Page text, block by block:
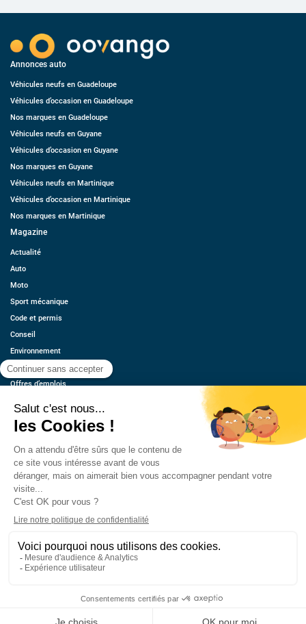
Annonces auto
Véhicules neufs en Guadeloupe
Véhicules d’occasion en Guadeloupe
Nos marques en Guadeloupe
Véhicules neufs en Guyane
Véhicules d’occasion en Guyane
Nos marques en Guyane
Véhicules neufs en Martinique
Véhicules d’occasion en Martinique
Nos marques en Martinique
Magazine
Actualité
Auto
Moto
Sport mécanique
Code et permis
Conseil
Environnement
Économie
Offres d’emplois
Contact
Estimez votre voiture
Mentions légales
CGU